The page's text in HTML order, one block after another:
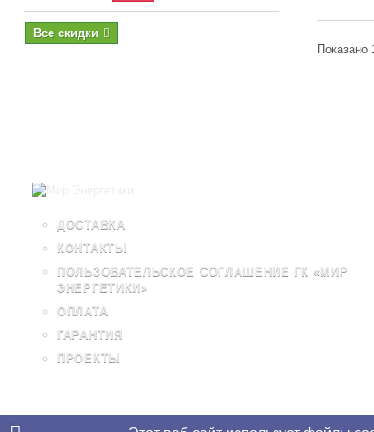
Все скидки
Показано
ДОСТАВКА
КОНТАКТЫ
ПОЛЬЗОВАТЕЛЬСКОЕ СОГЛАШЕНИЕ ГК «МИР
ЭНЕРГЕТИКИ»
ОПЛАТА
ГАРАНТИЯ
ПРОЕКТЫ